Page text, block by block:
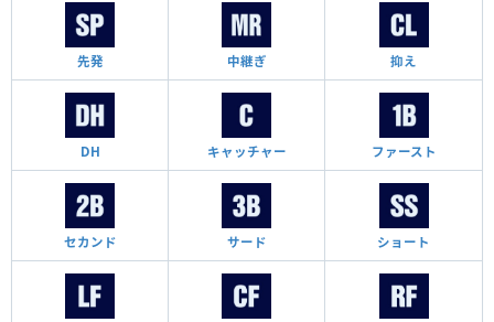
先発 中継ぎ 抑え
DH キャッチャー ファースト
セカンド サード ショート